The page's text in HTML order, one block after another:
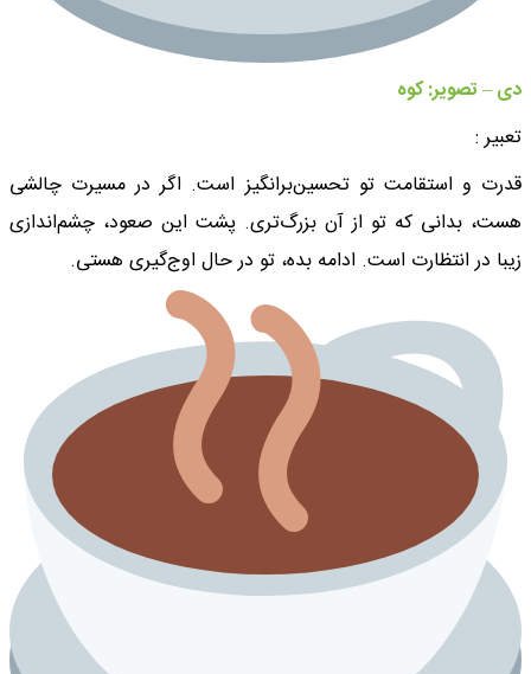
دی – تصویر: کوه
تعبیر :
قدرت و استقامت تو تحسین‌برانگیز است. اگر در مسیرت چالشی
هست، بدانی که تو از آن بزرگ‌تری. پشت این صعود، چشم‌اندازی
زیبا در انتظارت است. ادامه بده، تو در حال اوج‌گیری هستی.